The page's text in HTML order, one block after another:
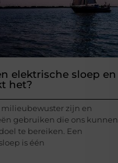
elektrische sloep en
het?
milieubewuster zijn en
gebruiken die ons kunnen
te bereiken. Een
is één